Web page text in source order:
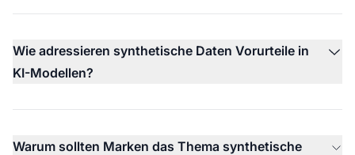
Wie adressieren synthetische Daten Vorurteile in
KI-Modellen?
Warum sollten Marken das Thema synthetische